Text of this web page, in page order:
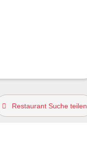
Restaurant Suche teilen